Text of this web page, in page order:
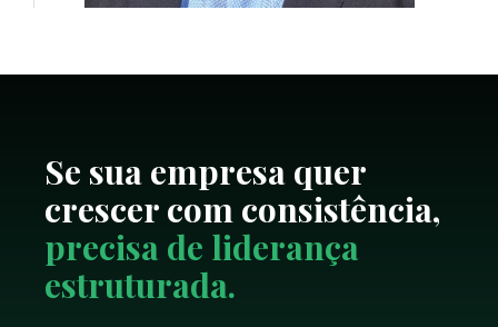
Se sua empresa quer
crescer com consistência,
precisa de liderança
estruturada.